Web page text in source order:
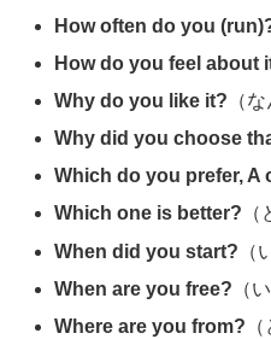
How often do you
How do you feel about
Why do you like it? （
Why did you choose
Which do you prefer, A
Which one is better?
When did you start? （
When are you free? （
Where are you from?